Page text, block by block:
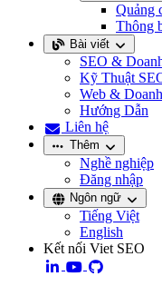
Quảng
Thông
Bài viết
SEO &
Kỹ Thuật
Web &
Hướng Dẫn
Liên hệ
Thêm
Nghề nghiệp
Đăng nhập
Ngôn ngữ
Tiếng Việt
English
Kết nối Viet SEO